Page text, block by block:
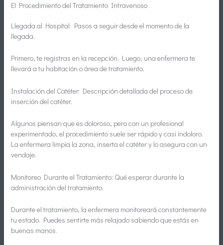
El Procedimiento del Tratamiento Intravenoso
Llegada al Hospital: Pasos a seguir desde el momento de la
llegada.
Primero, te registras en la recepción. Luego, una enfermera te
llevará a tu habitación o área de tratamiento.
Instalación del Catéter: Descripción detallada del proceso de
inserción del catéter.
Algunos piensan que es doloroso, pero con un profesional
experimentado, el procedimiento suele ser rápido y casi indoloro.
La enfermera limpia la zona, inserta el catéter y lo asegura con un
vendaje.
Monitoreo Durante el Tratamiento: Qué esperar durante la
administración del tratamiento.
Durante el tratamiento, la enfermera monitoreará constantemente
tu estado. Puedes sentirte más relajado sabiendo que estás en
buenas manos.